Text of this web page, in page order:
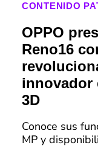
CONTENIDO
OPPO
Reno16
innovador
3D
Conoce sus
MP y